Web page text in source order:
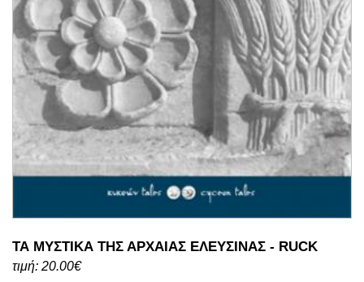
ΤΑ ΜΥΣΤΙΚΑ ΤΗΣ ΑΡΧΑΙΑΣ ΕΛΕΥΣΙΝΑΣ - RUCK
τιμή: 20.00€